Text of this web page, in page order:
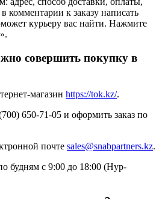
комментарии к заказу написать
курьеру вас найти. Нажмите
совершить покупку в
магазин https://tok.kz/.
650-71-05 и оформить заказ по
почте sales@snabpartners.kz.
будням с 9:00 до 18:00 (Нур-